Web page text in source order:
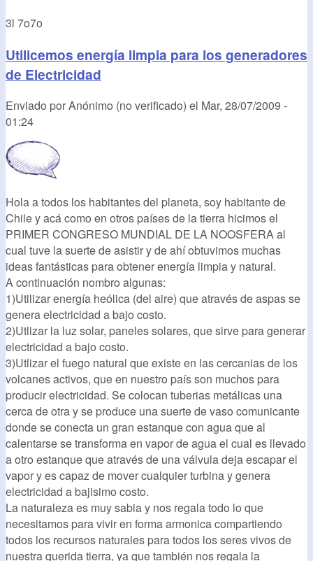
3l 7o7o
Utilicemos energía limpia para los generadores
de Electricidad
Enviado porAnónimo (no verificado) el Mar, 28/07/2009 -
01:24
Hola a todos los habitantes del planeta, soy habitante de
Chile y acá como en otros países de la tierra hicimos el
PRIMER CONGRESO MUNDIAL DE LA NOOSFERA al
cual tuve la suerte de asistir y de ahí obtuvimos muchas
ideas fantásticas para obtener energía limpia y natural.
A continuación nombro algunas:
1)Utilizar energía heólica (del aire) que através de aspas se
genera electricidad a bajo costo.
2)Utlizar la luz solar, paneles solares, que sirve para generar
electricidad a bajo costo.
3)Utlizar el fuego natural que existe en las cercanias de los
volcanes activos, que en nuestro país son muchos para
producir electricidad. Se colocan tuberias metálicas una
cerca de otra y se produce una suerte de vaso comunicante
donde se conecta un gran estanque con agua que al
calentarse se transforma en vapor de agua el cual es llevado
a otro estanque que através de una válvula deja escapar el
vapor y es capaz de mover cualquier turbina y genera
electricidad a bajisimo costo.
La naturaleza es muy sabia y nos regala todo lo que
necesitamos para vivir en forma armonica compartiendo
todos los recursos naturales para todos los seres vivos de
nuestra querida tierra, ya que también nos regala la